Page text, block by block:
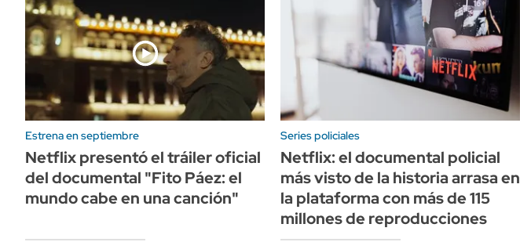
Estrena en septiembre
Netflix presentó el tráiler oficial
del documental "Fito Páez: el
mundo cabe en una canción"
Series policiales
Netflix: el documental policial
más visto de la historia arrasa en
la plataforma con más de 115
millones de reproducciones